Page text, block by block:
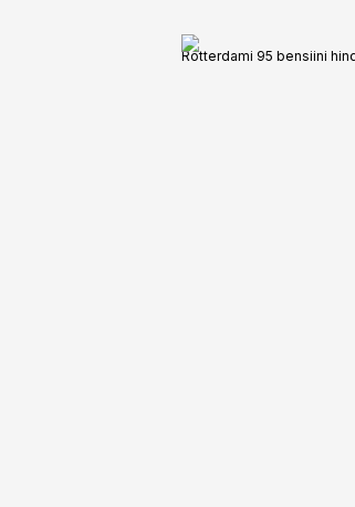
Rotterdami 95 bensiini